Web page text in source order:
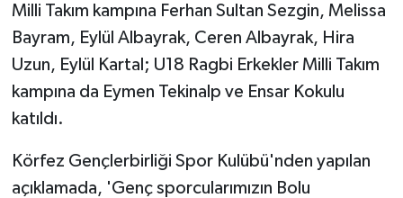
Milli Takım kampına Ferhan Sultan Sezgin, Melissa
Bayram, Eylül Albayrak, Ceren Albayrak, Hira
Uzun, Eylül Kartal; U18 Ragbi Erkekler Milli Takım
kampına da Eymen Tekinalp ve Ensar Kokulu
katıldı.
Körfez Gençlerbirliği Spor Kulübü'nden yapılan
açıklamada, 'Genç sporcularımızın Bolu